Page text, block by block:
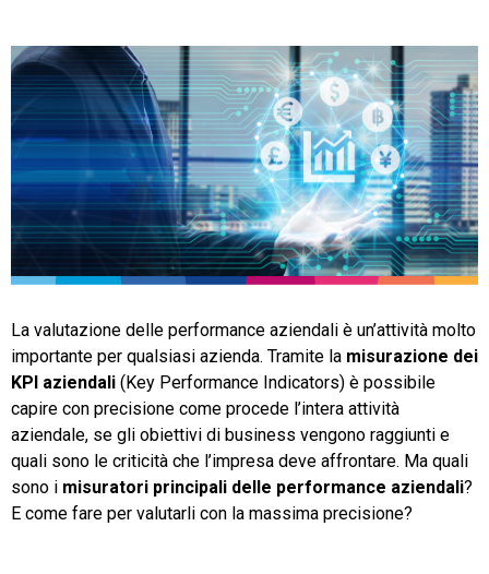
Email Marketing
Fatturazione
Financial Solutions
HR
Trust Services
TeamSystem Corporate
TeamSystem Store
La valutazione delle performance aziendali è un’attività molto
importante per qualsiasi azienda. Tramite la misurazione dei
KPI aziendali (Key Performance Indicators) è possibile
capire con precisione come procede l’intera attività
aziendale, se gli obiettivi di business vengono raggiunti e
quali sono le criticità che l’impresa deve affrontare. Ma quali
sono i misuratori principali delle performance aziendali?
E come fare per valutarli con la massima precisione?